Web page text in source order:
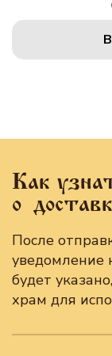
Как
о
После
уведомление
будет
храм для